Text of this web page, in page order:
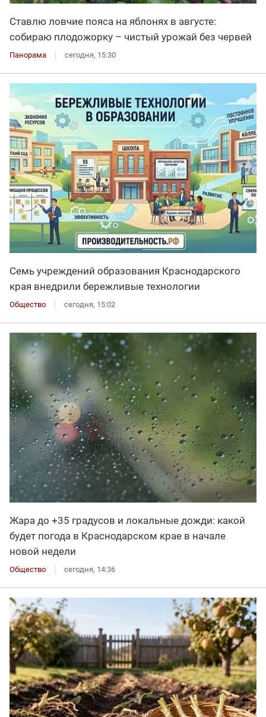
Ставлю ловчие пояса на яблонях в августе:
собираю плодожорку – чистый урожай без червей
Панорама сегодня, 15:30
Семь учреждений образования Краснодарского
края внедрили бережливые технологии
Общество сегодня, 15:02
Жара до +35 градусов и локальные дожди: какой
будет погода в Краснодарском крае в начале
новой недели
Общество сегодня, 14:36